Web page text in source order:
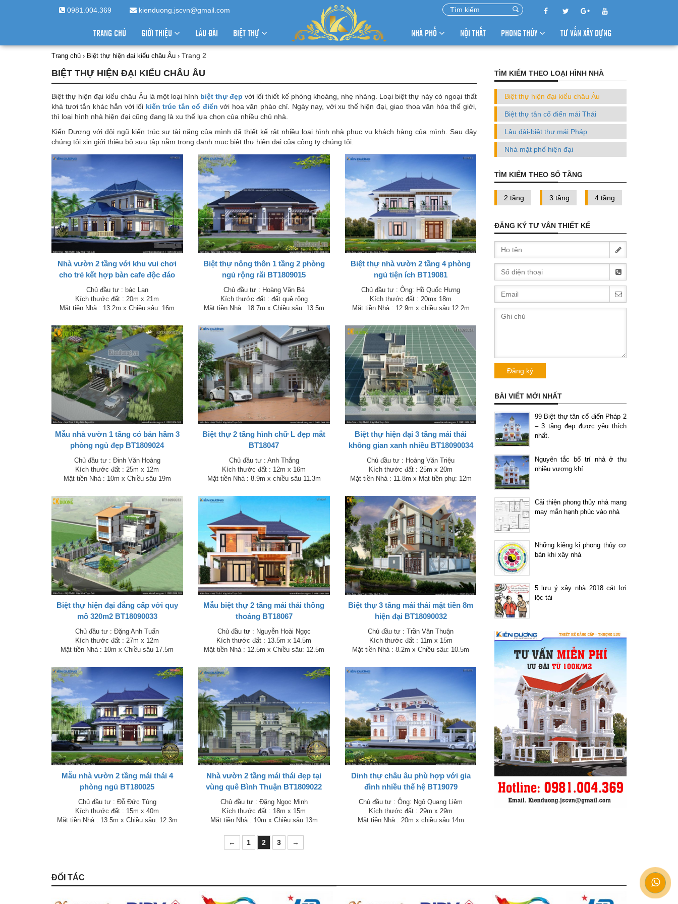
0981.004.369 kienduong.jscvn@gmail.com
TRANG CHỦ GIỚI THIỆU LÂU ĐÀI BIỆT THỰ NHÀ PHỐ NỘI THẤT PHONG THỦY TƯ VẤN XÂY DỰNG
Trang chủ › Biệt thự hiện đại kiểu châu Âu › Trang 2
BIỆT THỰ HIỆN ĐẠI KIỂU CHÂU ÂU
Biệt thự hiện đại kiểu châu Âu là một loại hình biệt thự đẹp với lối thiết kế phóng khoáng, nhẹ nhàng. Loại biệt thự này có ngoại thất
khá tươi tắn khác hẳn với lối kiến trúc tân cổ điển với hoa văn phào chỉ. Ngày nay, với xu thế hiện đại, giao thoa văn hóa thế giới,
thì loại hình nhà hiện đại cũng đang là xu thế lựa chọn của nhiều chủ nhà.
Kiến Dương với đội ngũ kiến trúc sư tài năng của mình đã thiết kế rât nhiều loại hình nhà phục vụ khách hàng của mình. Sau đây
chúng tôi xin giới thiệu bộ sưu tập nằm trong danh mục biệt thự hiện đại của công ty chúng tôi.
Nhà vườn 2 tầng với khu vui chơi
cho trẻ kết hợp bàn cafe độc đáo
BT1809052
Chủ đầu tư : bác Lan
Kích thước đất : 20m x 21m
Mặt tiền Nhà : 13.2m x Chiều sâu: 16m
Biệt thự nông thôn 1 tầng 2 phòng
ngủ rộng rãi BT1809015
Chủ đầu tư : Hoàng Văn Bá
Kích thước đất : đất quê rộng
Mặt tiền Nhà : 18.7m x Chiều sâu: 13.5m
Biệt thự nhà vườn 2 tầng 4 phòng
ngủ tiện ích BT19081
Chủ đầu tư : Ông: Hồ Quốc Hưng
Kích thước đất : 20mx 18m
Mặt tiền Nhà : 12.9m x chiều sâu 12.2m
Mẫu nhà vườn 1 tầng có bán hầm 3
phòng ngủ đẹp BT1809024
Chủ đầu tư : Đinh Văn Hoàng
Kích thước đất : 25m x 12m
Mặt tiền Nhà : 10m x Chiều sâu 19m
Biệt thự 2 tầng hình chữ L đẹp mắt
BT18047
Chủ đầu tư : Anh Thắng
Kích thước đất : 12m x 16m
Mặt tiền Nhà : 8.9m x chiều sâu 11.3m
Biệt thự hiện đại 3 tầng mái thái
không gian xanh nhiều BT18090034
Chủ đầu tư : Hoàng Văn Triệu
Kích thước đất : 25m x 20m
Mặt tiền Nhà : 11.8m x Mạt tiền phụ: 12m
Biệt thự hiện đại đẳng cấp với quy
mô 320m2 BT18090033
Chủ đầu tư : Đặng Anh Tuấn
Kích thước đất : 27m x 12m
Mặt tiền Nhà : 10m x Chiều sâu 17.5m
Mẫu biệt thự 2 tầng mái thái thông
thoáng BT18067
Chủ đầu tư : Nguyễn Hoài Ngọc
Kích thước đất : 13.5m x 14.5m
Mặt tiền Nhà : 12.5m x Chiều sâu: 12.5m
Biệt thự 3 tầng mái thái mặt tiền 8m
hiện đại BT18090032
Chủ đầu tư : Trần Văn Thuận
Kích thước đất : 11m x 15m
Mặt tiền Nhà : 8.2m x Chiều sâu: 10.5m
Mẫu nhà vườn 2 tầng mái thái 4
phòng ngủ BT180025
Chủ đầu tư : Đỗ Đức Tùng
Kích thước đất : 15m x 40m
Mặt tiền Nhà : 13.5m x Chiều sâu: 12.3m
Nhà vườn 2 tầng mái thái đẹp tại
vùng quê Bình Thuận BT1809022
Chủ đầu tư : Đặng Ngọc Minh
Kích thước đất : 18m x 15m
Mặt tiền Nhà : 10m x Chiều sâu 13m
Dinh thự châu âu phù hợp với gia
đình nhiều thế hệ BT19079
Chủ đầu tư : Ông: Ngô Quang Liêm
Kích thước đất : 29m x 29m
Mặt tiền Nhà : 20m x chiều sâu 14m
← 1 2 3 →
TÌM KIẾM THEO LOẠI HÌNH NHÀ
Biệt thự hiện đại kiểu châu Âu
Biệt thự tân cổ điển mái Thái
Lâu đài-biệt thự mái Pháp
Nhà mặt phố hiện đại
TÌM KIẾM THEO SỐ TẦNG
2 tầng 3 tầng 4 tầng
ĐĂNG KÝ TƯ VÂN THIẾT KẾ
BÀI VIẾT MỚI NHẤT
99 Biệt thự tân cổ điển Pháp 2
– 3 tầng đẹp được yêu thích
nhất.
Nguyên tắc bố trí nhà ở thu
nhiều vượng khí
Cải thiện phong thủy nhà mang
may mắn hạnh phúc vào nhà
Những kiêng kị phong thủy cơ
bản khi xây nhà
5 lưu ý xây nhà 2018 cát lợi
lộc tài
ĐỐI TÁC